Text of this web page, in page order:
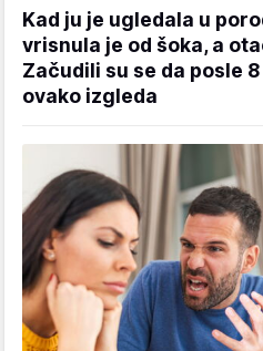
Kad ju je ugledala u
vrisnula je od šoka, a
Začudili su se da posle
ovako izgleda